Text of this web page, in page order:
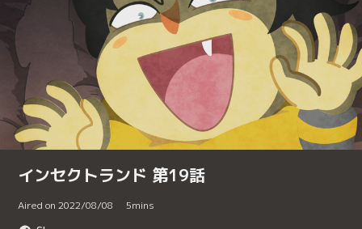
インセクトランド 第19話
Aired on 2022/08/08 5mins